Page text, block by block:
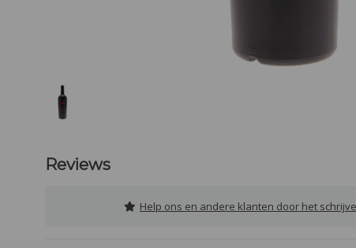
Reviews
Help ons en andere klanten door het